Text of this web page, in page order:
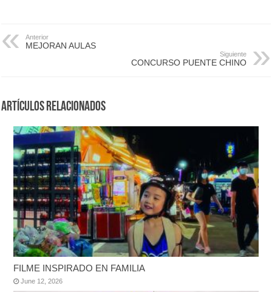
Anterior
MEJORAN AULAS
Siguiente
CONCURSO PUENTE CHINO
Artículos Relacionados
FILME INSPIRADO EN FAMILIA
June 12, 2026